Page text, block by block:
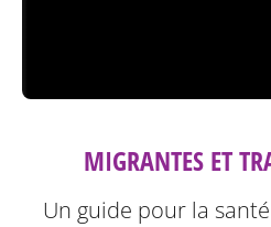
MIGRANTES ET
Un guide pour la